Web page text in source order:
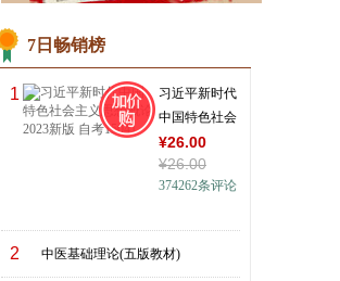
7日畅销榜
1
习近平新时代
中国特色社会
主义思想概
论 202
¥26.00
¥26.00
374262条评论
2 中医基础理论(五版教材)